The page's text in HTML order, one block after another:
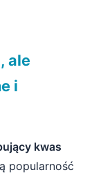
ale
i
kwas
popularność